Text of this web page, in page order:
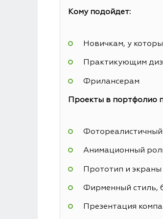
Кому подойдет:
Новичкам, у
Практикующим
Фрилансерам
Проекты в портфолио
Анимационный
Прототип и
Фирменный стиль,
Презентация